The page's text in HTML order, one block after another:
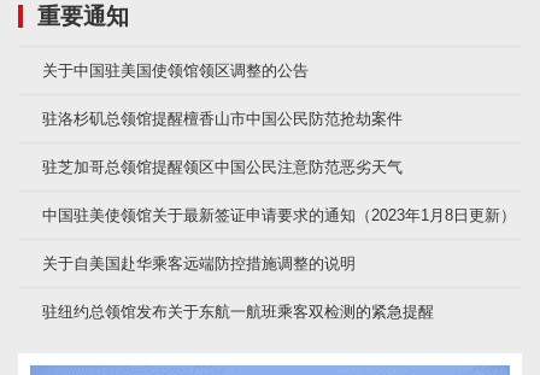
重要通知
关于中国驻美国使领馆领区调整的公告
驻洛杉矶总领馆提醒檀香山市中国公民防范抢劫案件
驻芝加哥总领馆提醒领区中国公民注意防范恶劣天气
中国驻美使领馆关于最新签证申请要求的通知（2023年1月8日更新）
关于自美国赴华乘客远端防控措施调整的说明
驻纽约总领馆发布关于东航一航班乘客双检测的紧急提醒